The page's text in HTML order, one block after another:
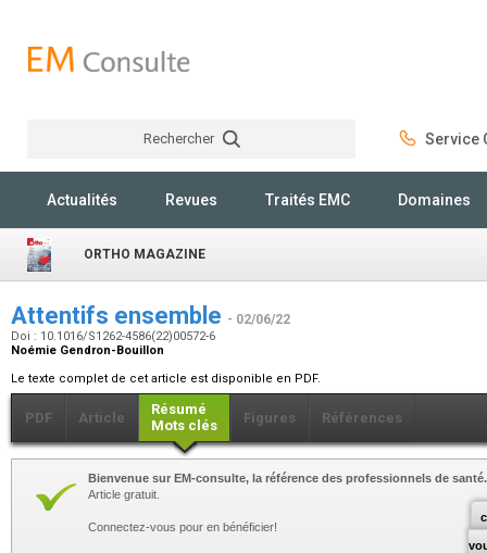
Rechercher Service
Actualités Revues Traités EMC Domaines
ORTHO MAGAZINE
Attentifs ensemble - 02/06/22
Doi : 10.1016/S1262-4586(22)00572-6
Noémie Gendron-Bouillon
Le texte complet de cet article est disponible en PDF.
PDF Article
Résumé
Mots clés
Figures Références
Bienvenue sur EM-consulte, la référence des professionnels de santé.
Article gratuit.
Connectez-vous pour en bénéficier!